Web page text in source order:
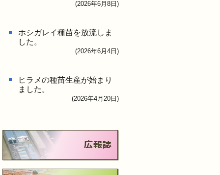
(2026年6月8日)
ホシガレイ種苗を放流しま
した。
(2026年6月4日)
ヒラメの種苗生産が始まり
ました。
(2026年4月20日)